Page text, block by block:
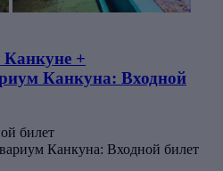
+
Канкуна: Входной
билет
Канкуна: Входной билет